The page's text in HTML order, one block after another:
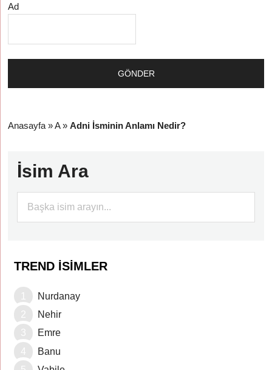
Ad
Anasayfa »A»Adni İsminin Anlamı Nedir?
İsim Ara
TREND İSIMLER
Nurdanay
Nehir
Emre
Banu